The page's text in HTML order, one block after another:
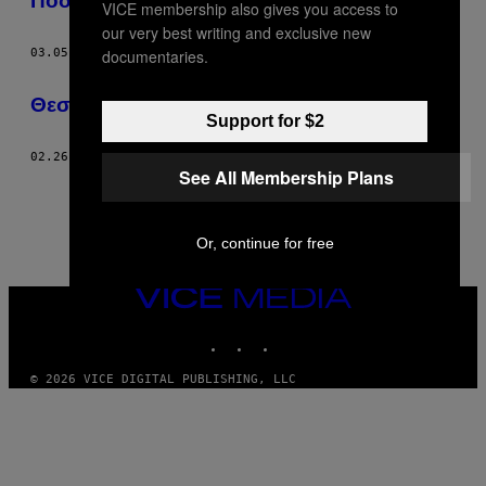
03.05.14 ΚΕΊΜΕΝΟΘΆΝΟΣ ΣΑΡΡΉΣ
Θεσσαλοί Ρέφερι Κατά της Ομοφοβίας
02.26.14 ΚΕΊΜΕΝΟΘΆΝΟΣ ΣΑΡΡΉΣ
Νεότερα 1
2
VICE
MEDIA
© 2026 VICE DIGITAL PUBLISHING, LLC
VICE membership also gives you access to
our very best writing and exclusive new
documentaries.
Support for $2
See All Membership Plans
Or, continue for free